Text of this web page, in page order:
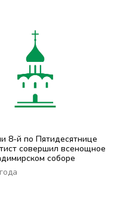
8-й по Пятидесятнице
совершил всенощное
соборе